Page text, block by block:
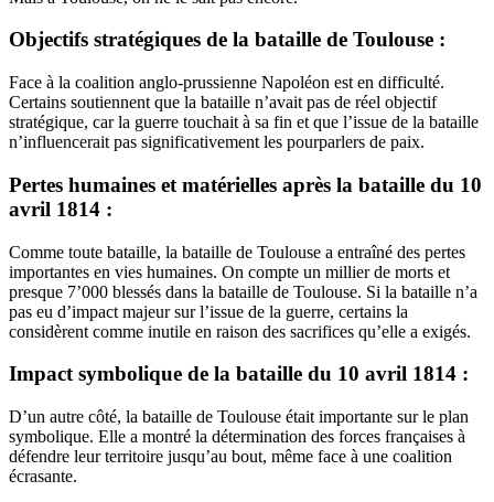
Objectifs stratégiques de la bataille de Toulouse :
Face à la coalition anglo-prussienne Napoléon est en difficulté.
Certains soutiennent que la bataille n’avait pas de réel objectif
stratégique, car la guerre touchait à sa fin et que l’issue de la bataille
n’influencerait pas significativement les pourparlers de paix.
Pertes humaines et matérielles après la bataille du 10
avril 1814 :
Comme toute bataille, la bataille de Toulouse a entraîné des pertes
importantes en vies humaines. On compte un millier de morts et
presque 7’000 blessés dans la bataille de Toulouse. Si la bataille n’a
pas eu d’impact majeur sur l’issue de la guerre, certains la
considèrent comme inutile en raison des sacrifices qu’elle a exigés.
Impact symbolique de la bataille du 10 avril 1814 :
D’un autre côté, la bataille de Toulouse était importante sur le plan
symbolique. Elle a montré la détermination des forces françaises à
défendre leur territoire jusqu’au bout, même face à une coalition
écrasante.